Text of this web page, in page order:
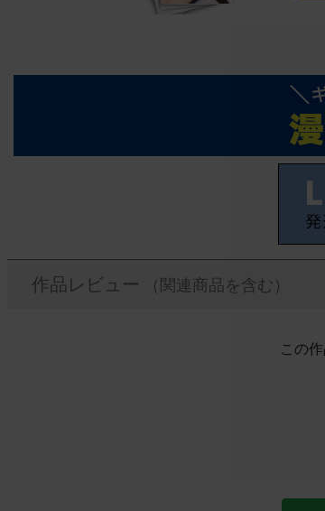
作品レビュー （関連商品を含む）
この